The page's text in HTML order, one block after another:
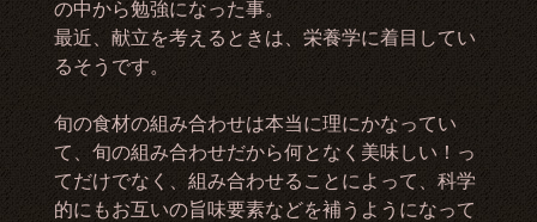
の中から勉強になった事。
最近、献立を考えるときは、栄養学に着目してい
るそうです。
旬の食材の組み合わせは本当に理にかなってい
て、旬の組み合わせだから何となく美味しい！っ
てだけでなく、組み合わせることによって、科学
的にもお互いの旨味要素などを補うようになって